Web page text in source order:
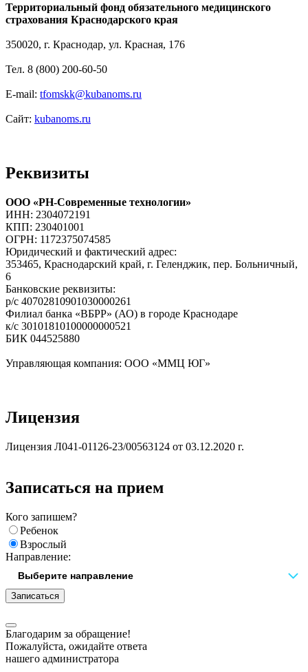
Территориальный фонд обязательного медицинского
страхования Краснодарского края
350020, г. Краснодар, ул. Красная, 176
Тел. 8 (800) 200-60-50
E-mail: tfomskk@kubanoms.ru
Сайт: kubanoms.ru
Реквизиты
ООО «РН-Современные технологии»
ИНН: 2304072191
КПП: 230401001
ОГРН: 1172375074585
Юридический и фактический адрес:
353465, Краснодарский край, г. Геленджик, пер. Больничный,
6
Банковские реквизиты:
р/с 40702810901030000261
Филиал банка «ВБРР» (АО) в городе Краснодаре
к/с 30101810100000000521
БИК 044525880
Управляющая компания: ООО «ММЦ ЮГ»
Лицензия
Лицензия Л041-01126-23/00563124 от 03.12.2020 г.
Записаться на прием
Кого запишем?
Ребенок
Взрослый
Направление:
Записаться
Благодарим за обращение!
Пожалуйста, ожидайте ответа
нашего администратора